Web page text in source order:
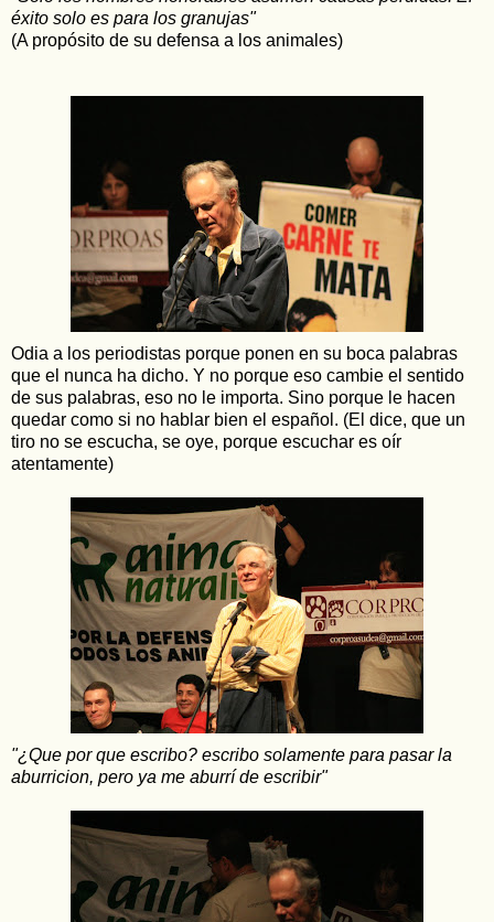
éxito solo es para los granujas"
(A propósito de su defensa a los animales)
Odia a los periodistas porque ponen en su boca palabras
que el nunca ha dicho. Y no porque eso cambie el sentido
de sus palabras, eso no le importa. Sino porque le hacen
quedar como si no hablar bien el español. (El dice, que un
tiro no se escucha, se oye, porque escuchar es oír
atentamente)
"¿Que por que escribo? escribo solamente para pasar la
aburricion, pero ya me aburrí de escribir"